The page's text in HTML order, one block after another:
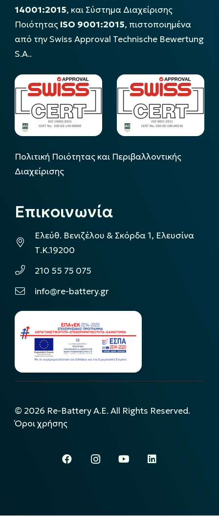
14001:2015, και Σύστημα Διαχείρισης
Ποιότητας ISO 9001:2015, πιστοποιημένα
από την Swiss Approval Technische Bewertung
S.A..
Πολιτική Ποιότητας και Περιβαλλοντικής
Διαχείρισης
Επικοινωνία
Ελεύθ. Βενιζέλου & Σκόρδα 1, Ελευσίνα
Τ.Κ.19200
210 55 75 075
info@re-battery.gr
© 2026 Re-Battery A.E. All Rights Reserved.
Όροι χρήσης